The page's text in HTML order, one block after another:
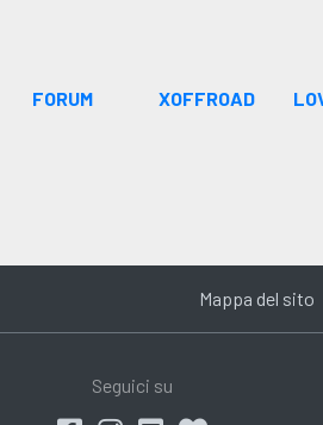
FORUM XOFFROAD
Mappa del sito
Seguici su